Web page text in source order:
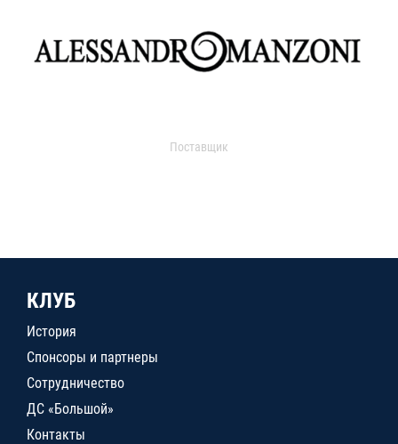
Поставщик
КЛУБ
История
Спонсоры и партнеры
Сотрудничество
ДС «Большой»
Контакты